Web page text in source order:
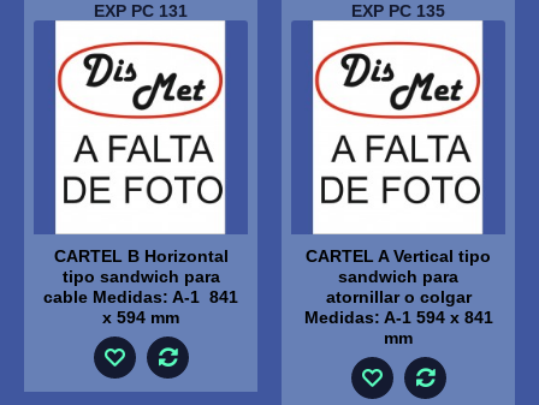
EXP PC 131
CARTEL B Horizontal
tipo sandwich para
cable Medidas: A-1 841
x 594 mm
EXP PC 135
CARTEL A Vertical tipo
sandwich para
atornillar o colgar
Medidas: A-1 594 x 841
mm